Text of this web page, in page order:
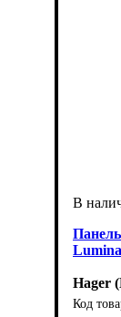
Hager